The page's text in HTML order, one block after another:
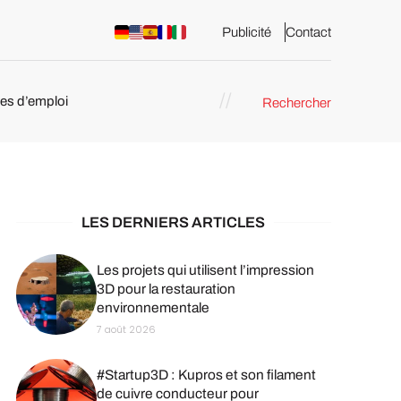
Publicité Contact
d’emploi Rechercher
LES DERNIERS ARTICLES
Les projets qui utilisent l’impression
3D pour la restauration
environnementale
7 août 2026
#Startup3D : Kupros et son filament
de cuivre conducteur pour